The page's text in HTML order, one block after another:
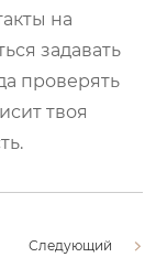
на
задавать
проверять
твоя
Следующий